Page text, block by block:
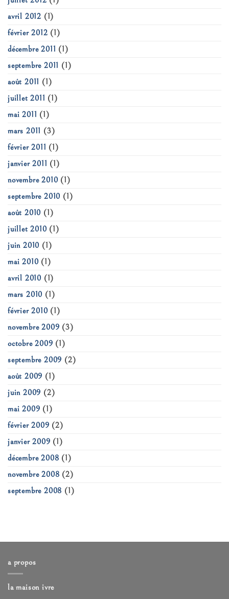
avril 2012 (1)
février 2012 (1)
décembre 2011 (1)
septembre 2011 (1)
août 2011 (1)
juillet 2011 (1)
mai 2011 (1)
mars 2011 (3)
février 2011 (1)
janvier 2011 (1)
novembre 2010 (1)
septembre 2010 (1)
août 2010 (1)
juillet 2010 (1)
juin 2010 (1)
mai 2010 (1)
avril 2010 (1)
mars 2010 (1)
février 2010 (1)
novembre 2009 (3)
octobre 2009 (1)
septembre 2009 (2)
août 2009 (1)
juin 2009 (2)
mai 2009 (1)
février 2009 (2)
janvier 2009 (1)
décembre 2008 (1)
novembre 2008 (2)
septembre 2008 (1)
a propos
la maison ivre